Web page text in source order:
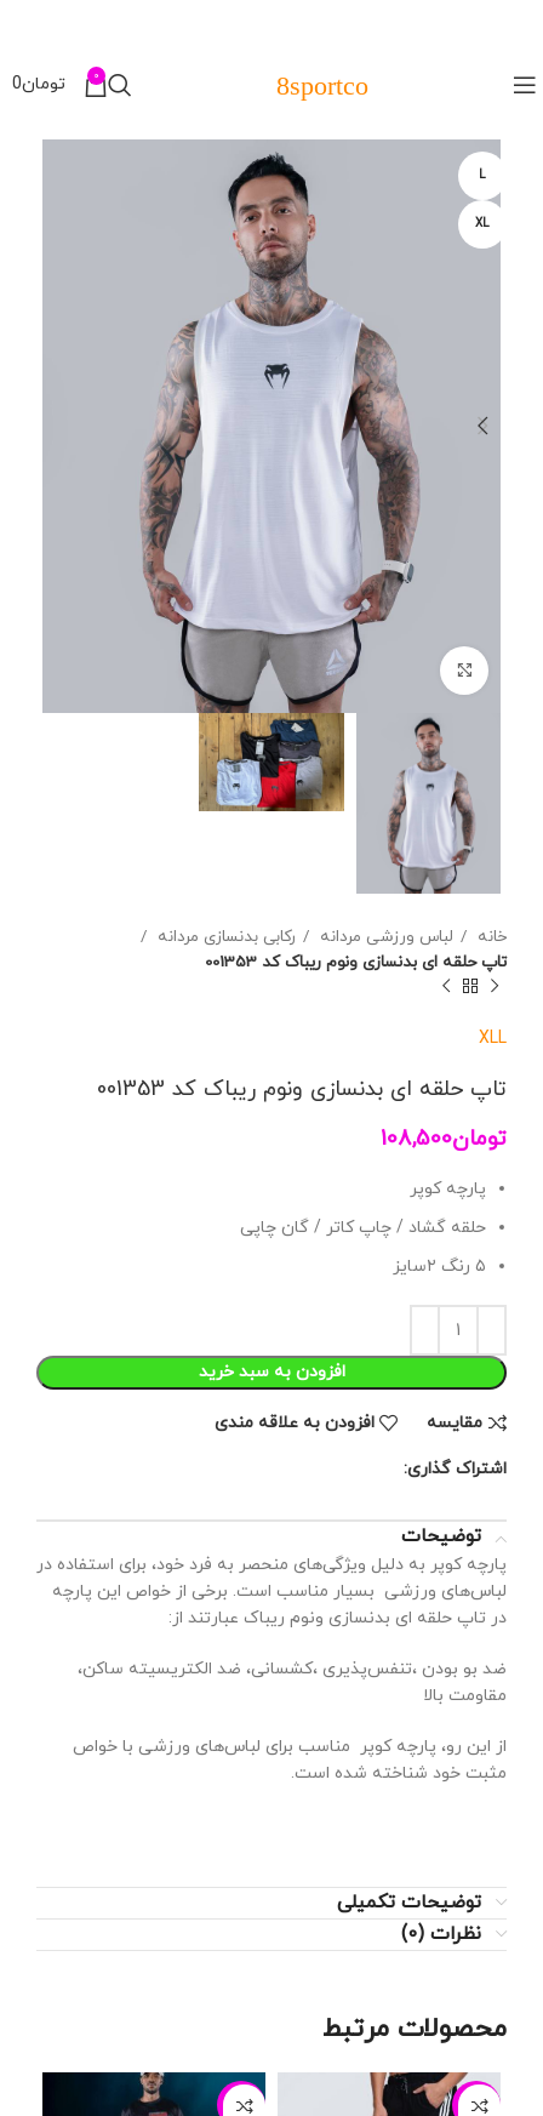
8sportco
0 تومان0
L
XL
برای بزرگنمایی کلیک کنید
خانه لباس ورزشی مردانه
رکابی بدنسازی مردانه
تاپ حلقه ای بدنسازی ونوم ریباک کد 001353
L
XL
تاپ حلقه ای بدنسازی ونوم ریباک کد 001353
تومان108,500
پارچه کوپر
حلقه گشاد / چاپ کاتر / گان چاپی
۵ رنگ ۲سایز
افزودن به سبد خرید
مقايسه افزودن به علاقه مندی
اشتراک گذاری:
توضیحات
پارچه کوپر به دلیل ویژگی‌های منحصر به فرد خود، برای استفاده در
لباس‌های ورزشی بسیار مناسب است. برخی از خواص این پارچه
در تاپ حلقه ای بدنسازی ونوم ریباک عبارتند از:
ضد بو بودن ،تنفس‌پذیری ،کشسانی، ضد الکتریسیته ساکن،
مقاومت بالا
از این رو، پارچه کوپر مناسب برای لباس‌های ورزشی با خواص
مثبت خود شناخته شده است.
توضیحات تکمیلی
نظرات (0)
محصولات مرتبط
-24%
-29%